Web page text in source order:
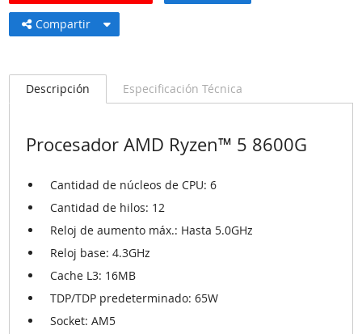
Compartir
Descripción Especificación Técnica
Procesador AMD Ryzen™ 5 8600G
Cantidad de núcleos de CPU: 6
Cantidad de hilos: 12
Reloj de aumento máx.: Hasta 5.0GHz
Reloj base: 4.3GHz
Cache L3: 16MB
TDP/TDP predeterminado: 65W
Socket: AM5